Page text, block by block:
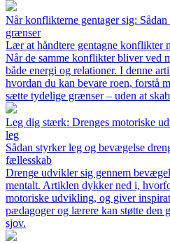
Når konflikterne gentager sig:
grænser
Lær at håndtere gentagne konflikter
Når de samme konflikter bliver ved
både energi og relationer. I denne
hvordan du kan bevare roen, forstå
sætte tydelige grænser – uden at
Leg dig stærk: Drenges motoriske
leg
Sådan styrker leg og bevægelse
fællesskab
Drenge udvikler sig gennem
mentalt. Artiklen dykker ned i,
motoriske udvikling, og giver
pædagoger og lærere kan støtte den
sjov.